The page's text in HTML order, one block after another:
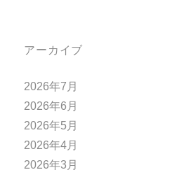
アーカイブ
2026年7月
2026年6月
2026年5月
2026年4月
2026年3月